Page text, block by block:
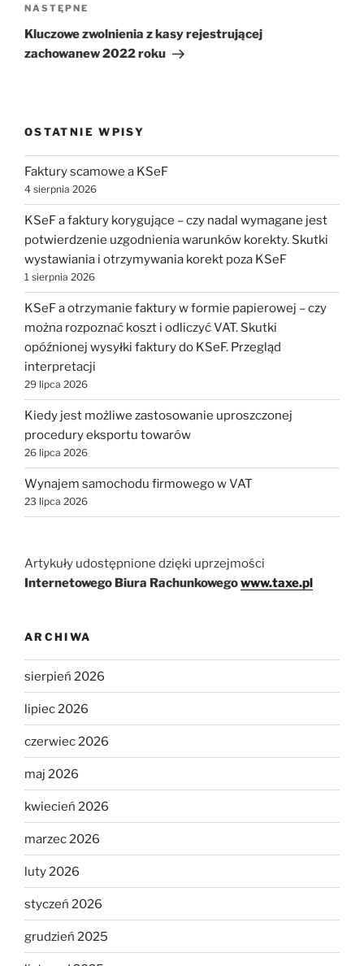
Następny
wpis
NASTĘPNE
Kluczowe zwolnienia z kasy rejestrującej
zachowanew 2022 roku
OSTATNIE WPISY
Faktury scamowe a KSeF
4 sierpnia 2026
KSeF a faktury korygujące – czy nadal wymagane jest
potwierdzenie uzgodnienia warunków korekty. Skutki
wystawiania i otrzymywania korekt poza KSeF
1 sierpnia 2026
KSeF a otrzymanie faktury w formie papierowej – czy
można rozpoznać koszt i odliczyć VAT. Skutki
opóźnionej wysyłki faktury do KSeF. Przegląd
interpretacji
29 lipca 2026
Kiedy jest możliwe zastosowanie uproszczonej
procedury eksportu towarów
26 lipca 2026
Wynajem samochodu firmowego w VAT
23 lipca 2026
Artykuły udostępnione dzięki uprzejmości
Internetowego Biura Rachunkowegowww.taxe.pl
ARCHIWA
sierpień 2026
lipiec 2026
czerwiec 2026
maj 2026
kwiecień 2026
marzec 2026
luty 2026
styczeń 2026
grudzień 2025